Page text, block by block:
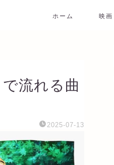
ホーム 映画
流れる曲
2025-07-13